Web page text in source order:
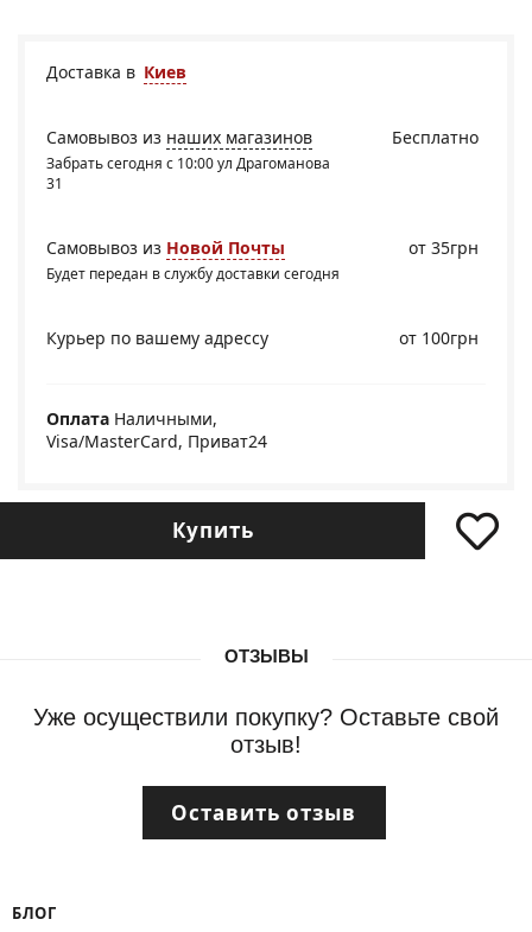
Доставка в Киев
Бесплатно
Самовывоз из наших магазинов
Забрать сегодня с 10:00 ул Драгоманова
31
Самовывоз из Новой Почты
Будет передан в службу доставки сегодня
от 35грн
Курьер по вашему адрессу от 100грн
Оплата Наличными,
Visa/MasterCard, Приват24
Купить
ОТЗЫВЫ
Уже осуществили покупку? Оставьте свой
отзыв!
Оставить отзыв
БЛОГ